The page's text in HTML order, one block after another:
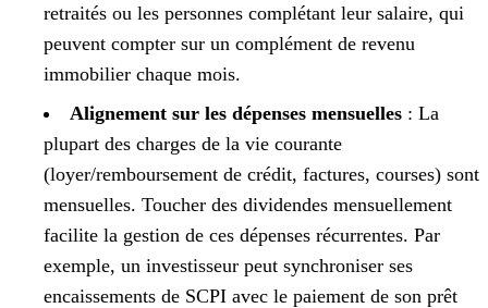
retraités ou les personnes complétant leur salaire, qui
peuvent compter sur un complément de revenu
immobilier chaque mois.
Alignement sur les dépenses mensuelles : La
plupart des charges de la vie courante
(loyer/remboursement de crédit, factures, courses) sont
mensuelles. Toucher des dividendes mensuellement
facilite la gestion de ces dépenses récurrentes. Par
exemple, un investisseur peut synchroniser ses
encaissements de SCPI avec le paiement de son prêt